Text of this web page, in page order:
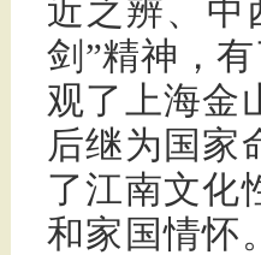
近之辨、中
剑”精神，
观了上海金
后继为国家
了江南文化
和家国情怀